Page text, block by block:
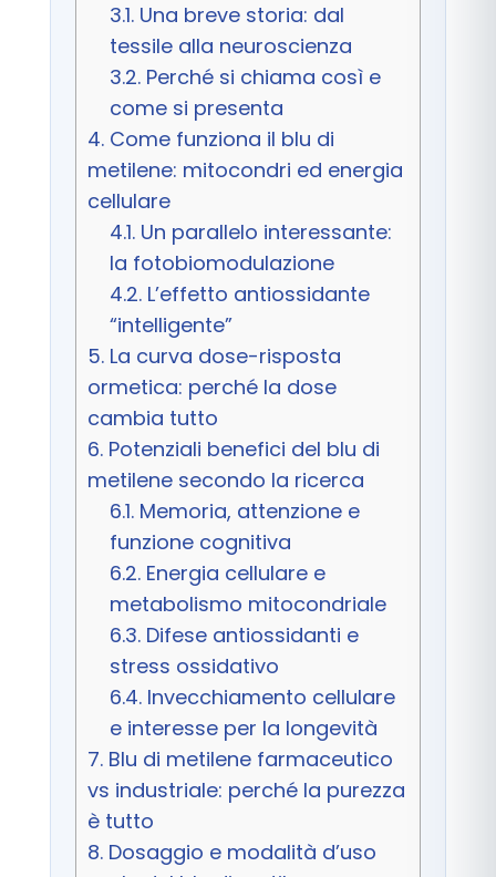
3.1.Una breve storia: dal
tessile alla neuroscienza
3.2.Perché si chiama così e
come si presenta
4. Come funziona il blu di
metilene: mitocondri ed energia
cellulare
4.1.Un parallelo interessante:
la fotobiomodulazione
4.2.L’effetto antiossidante
“intelligente”
5. La curva dose-risposta
ormetica: perché la dose
cambia tutto
6. Potenziali benefici del blu di
metilene secondo la ricerca
6.1.Memoria, attenzione e
funzione cognitiva
6.2.Energia cellulare e
metabolismo mitocondriale
6.3.Difese antiossidanti e
stress ossidativo
6.4.Invecchiamento cellulare
e interesse per la longevità
7. Blu di metilene farmaceutico
vs industriale: perché la purezza
è tutto
8. Dosaggio e modalità d’uso